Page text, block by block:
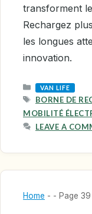
transforment
Rechargez
les longues
innovation.
CATEGORIES
VAN LIFE
TAGS
BORNE DE
MOBILITÉ
LEAVE A
Home - - Page 39